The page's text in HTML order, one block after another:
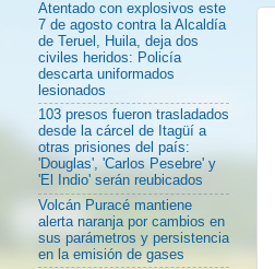
Atentado con explosivos este
7 de agosto contra la Alcaldía
de Teruel, Huila, deja dos
civiles heridos: Policía
descarta uniformados
lesionados
103 presos fueron trasladados
desde la cárcel de Itagüí a
otras prisiones del país:
'Douglas', 'Carlos Pesebre' y
'El Indio' serán reubicados
Volcán Puracé mantiene
alerta naranja por cambios en
sus parámetros y persistencia
en la emisión de gases